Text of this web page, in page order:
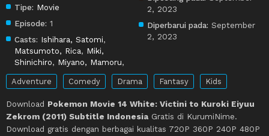
Tipe: Movie
Episode: 1
Casts: Ishihara, Satomi,
Matsumoto, Rica, Miki,
Shinichiro, Miyano, Mamoru,
2, 2023
Diperbarui pada: September
2, 2023
Adventure Comedy Drama Fantasy Kids
Download Pokemon Movie 14 White: Victini to Kuroki Eiyuu
Zekrom (2011) Subtitle Indonesia Gratis di KurumiNime.
Download gratis dengan berbagai kualitas 720P 360P 240P 480P